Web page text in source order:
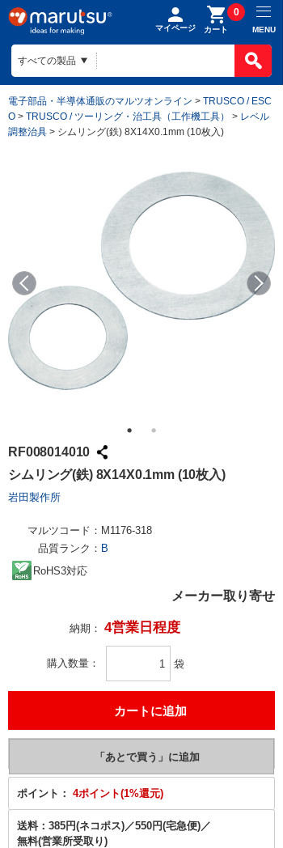
マイページ カート
0
MENU
電子部品・半導体通販のマルツオンライン > TRUSCO / ESC
O > TRUSCO / ツーリング・治工具（工作機工具） > レベル
調整治具 > シムリング(鉄) 8X14X0.1mm (10枚入)
RF008014010
シムリング(鉄) 8X14X0.1mm (10枚入)
岩田製作所
マルツコード： M1176-318
品質ランク： B
RoHS3対応
メーカー取り寄せ
納期： 4営業日程度
購入数量 袋
ポイント： 4ポイント(1%還元)
送料： 385円(ネコポス)／550円(宅急便)／
無料(営業所受取り)